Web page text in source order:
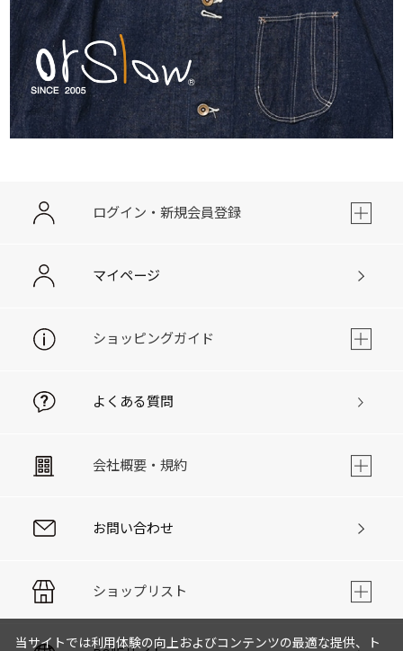
ログイン・新規会員登録
マイページ
ショッピングガイド
よくある質問
会社概要・規約
お問い合わせ
ショップリスト
当サイトでは利用体験の向上およびコンテンツの最適な提供、ト